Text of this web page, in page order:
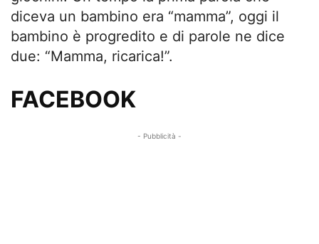
diceva un bambino era “mamma”, oggi il
bambino è progredito e di parole ne dice
due: “Mamma, ricarica!”.
FACEBOOK
- Pubblicità -